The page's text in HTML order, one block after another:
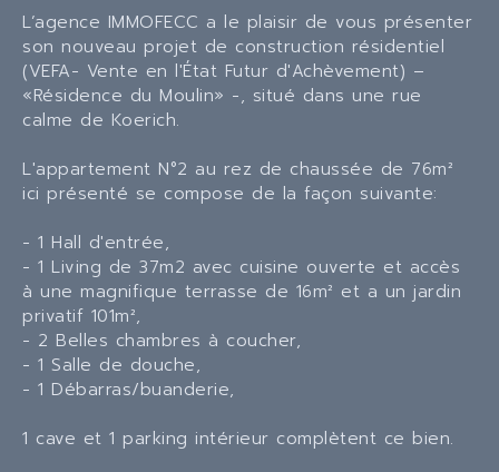
L’agence IMMOFECC a le plaisir de vous présenter
son nouveau projet de construction résidentiel
(VEFA- Vente en l'État Futur d'Achèvement) –
«Résidence du Moulin» -, situé dans une rue
calme de Koerich.
L'appartement N°2 au rez de chaussée de 76m²
ici présenté se compose de la façon suivante:
- 1 Hall d'entrée,
- 1 Living de 37m2 avec cuisine ouverte et accès
à une magnifique terrasse de 16m² et a un jardin
privatif 101m²,
- 2 Belles chambres à coucher,
- 1 Salle de douche,
- 1 Débarras/buanderie,
1 cave et 1 parking intérieur complètent ce bien.